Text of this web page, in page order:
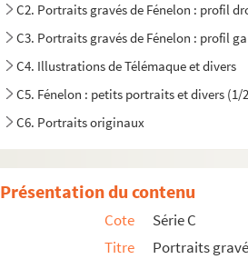
C2. Portraits gravés de Fénelon : profil
C3. Portraits gravés de Fénelon : profil
C4. Illustrations de Télémaque et divers
C5. Fénelon : petits portraits et divers (1/
C6. Portraits originaux
Présentation du contenu
Cote
Série C
Titre
Portraits